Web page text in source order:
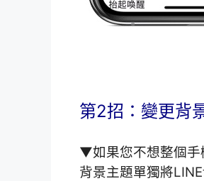
第2招：變更背
▼如果您不想整個手
背景主題單獨將